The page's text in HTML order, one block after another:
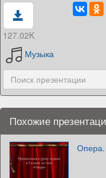
127.02K
Музыка
Похожие
Опера.